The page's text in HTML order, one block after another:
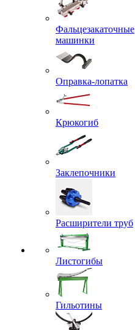
Фальцезакаточные
машинки
Оправка-лопатка
Крюкогиб
Заклепочники
Расширители труб
Листогибы
Гильотины